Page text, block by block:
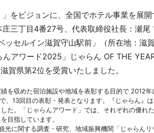
」をビジョンに、全国でホテル事業を展
三丁目4番27号、代表取締役社長：瀬
ッセルイン滋賀守山駅前」（所在地：
アワード2025」じゃらん OF THE
賀県第2位を受賞いたしました。
を収めた宿泊施設や地域を表彰する目的で 2012
、13回目の表彰・発表となります。『じゃらん』
た。「じゃらんアワード」では、それぞれの優れ
目指しています。
光に関する調査・研究、地域振興機関「じゃらん